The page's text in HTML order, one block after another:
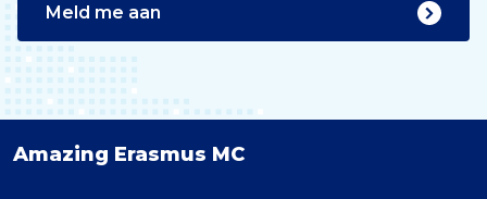
Meld me aan
Amazing Erasmus MC